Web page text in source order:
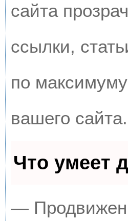
сайта
ссылки,
по
вашего сайта.
Что умеет
—